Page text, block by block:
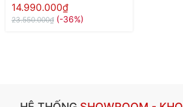
14.990.000₫
23.550.000₫ (-36%)